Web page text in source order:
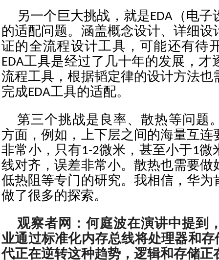
另一个巨大挑战，就是EDA（电
的适配问题。涵盖概念设计、详细设
证的全流程设计工具，可能还有待
EDA工具是经过了几十年的发展，才
流程工具，根据韬定律的设计方法也
完成EDA工具的适配。
第三个挑战是良率、散热等问题
方面，例如，上下层之间的海量互连
非常小，只有1-2微米，甚至小于1微
线对齐，误差非常小。散热也需要做
低热阻等专门的研究。我相信，华为
做了很多的探索。
观察者网：何庭波在演讲中提到
业通过标准化内存总线将处理器和存
代正在逆转这种趋势，逻辑和存储正